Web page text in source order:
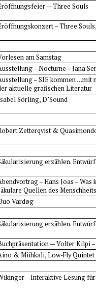
— Three Souls
– Three
am Samstag
– Nocturne – Jana
– SIE kommen …mit
aktuelle grafischen Literatur
Sörling, D’Sound
Zetterqvist &
erzählen.
– Hans Joas –
Quellen des
Vardøg
erzählen.
— Volter Kilpi
& Miihkali, Low-Fly Quintet
– Interaktive Lesung